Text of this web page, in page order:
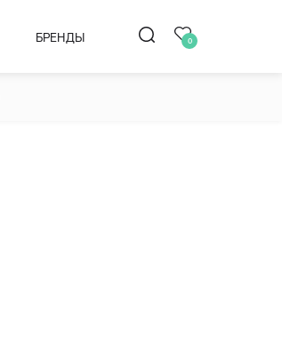
БРЕНДЫ 0